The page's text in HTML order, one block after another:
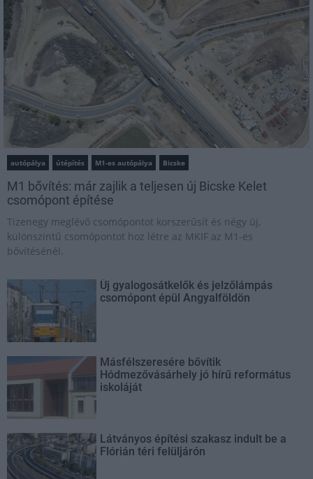
autópálya útépítés M1-es autópálya Bicske
M1 bővítés: már zajlik a teljesen új Bicske Kelet
csomópont építése
Tizenegy meglévő csomópontot korszerűsít és négy új,
különszintű csomópontot hoz létre az MKIF az M1-es
bővítésénél.
Új gyalogosátkelők és jelzőlámpás
csomópont épül Angyalföldön
Másfélszeresére bővítik
Hódmezővásárhely jó hírű református
iskoláját
Látványos építési szakasz indult be a
Flórián téri felüljárón